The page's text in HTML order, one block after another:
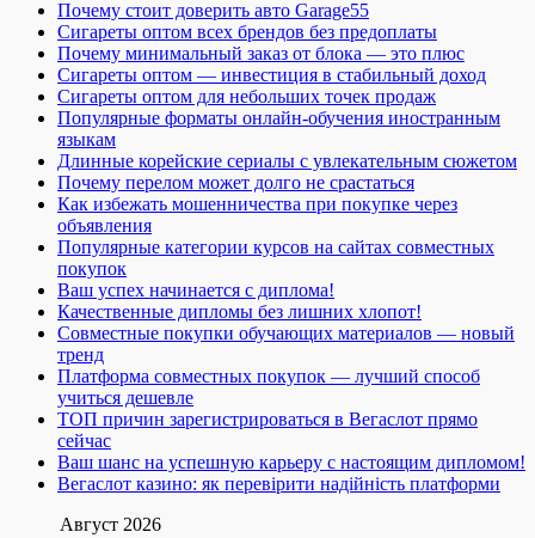
Почему стоит доверить авто Garage55
Сигареты оптом всех брендов без предоплаты
Почему минимальный заказ от блока — это плюс
Сигареты оптом — инвестиция в стабильный доход
Сигареты оптом для небольших точек продаж
Популярные форматы онлайн-обучения иностранным
языкам
Длинные корейские сериалы с увлекательным сюжетом
Почему перелом может долго не срастаться
Как избежать мошенничества при покупке через
объявления
Популярные категории курсов на сайтах совместных
покупок
Ваш успех начинается с диплома!
Качественные дипломы без лишних хлопот!
Совместные покупки обучающих материалов — новый
тренд
Платформа совместных покупок — лучший способ
учиться дешевле
ТОП причин зарегистрироваться в Вегаслот прямо
сейчас
Ваш шанс на успешную карьеру с настоящим дипломом!
Вегаслот казино: як перевірити надійність платформи
Август 2026